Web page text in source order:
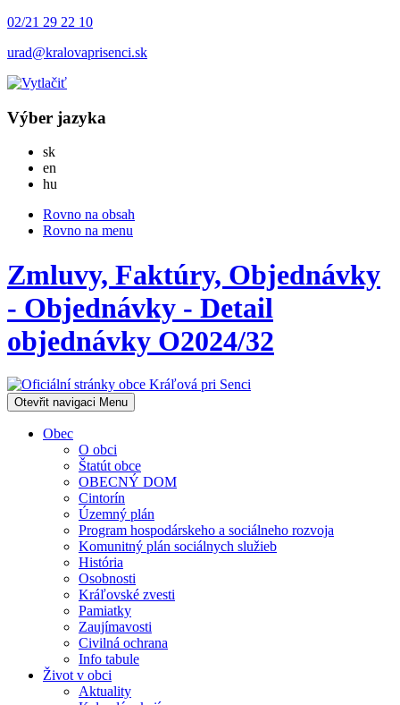
02/21 29 22 10
urad@kralovaprisenci.sk
Výber jazyka
skSlovensky
en
hu
Rovno na obsah
Rovno na menu
Zmluvy, Faktúry, Objednávky
- Objednávky - Detail
objednávky O2024/32
Otevřit navigaci Menu
Obec
O obci
Štatút obce
OBECNÝ DOM
Cintorín
Územný plán
Program hospodárskeho a sociálneho rozvoja
Komunitný plán sociálnych služieb
História
Osobnosti
Kráľovské zvesti
Pamiatky
Zaujímavosti
Civilná ochrana
Info tabule
Život v obci
Aktuality